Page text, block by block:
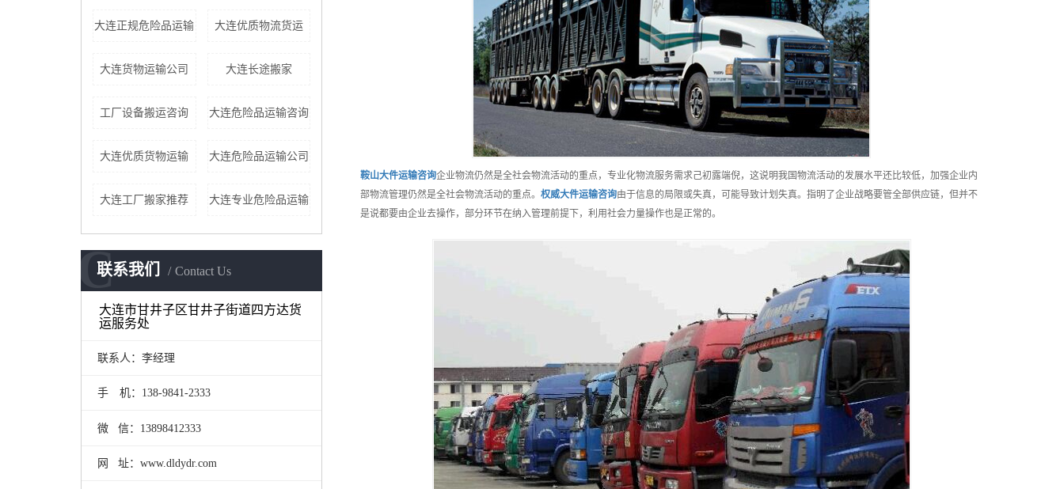
大连正规危险品运输 大连优质物流货运
大连货物运输公司 大连长途搬家
工厂设备搬运咨询 大连危险品运输咨询
大连优质货物运输 大连危险品运输公司
大连工厂搬家推荐 大连专业危险品运输
联系我们 Contact Us
C
大连市甘井子区甘井子街道四方达货
运服务处
联系人：李经理
手 机：138-9841-2333
微 信：13898412333
网 址：www.dldydr.com
鞍山大件运输咨询企业物流仍然是全社会物流活动的重点，专业化物流服务需求己初露端倪，这说明我国物流活动的发展水平还比较低，加强企业内
部物流管理仍然是全社会物流活动的重点。 权威大件运输咨询由于信息的局限或失真，可能导致计划失真。指明了企业战略要管全部供应链，但并不
是说都要由企业去操作，部分环节在纳入管理前提下，利用社会力量操作也是正常的。